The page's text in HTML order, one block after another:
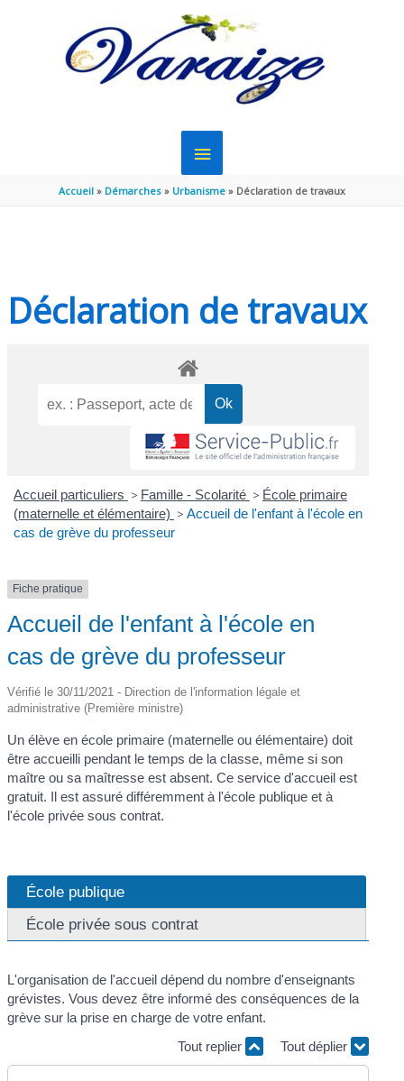
MENU
PRINCIPAL
Accueil Démarches Urbanisme Déclaration de travaux
Déclaration de travaux
Accueil particuliers > Famille - Scolarité > École primaire
(maternelle et élémentaire) > Accueil de l'enfant à l'école en
cas de grève du professeur
Fiche pratique
Accueil de l'enfant à l'école en
cas de grève du professeur
Vérifié le 30/11/2021 - Direction de l'information légale et
administrative (Première ministre)
Un élève en école primaire (maternelle ou élémentaire) doit
être accueilli pendant le temps de la classe, même si son
maître ou sa maîtresse est absent. Ce service d'accueil est
gratuit. Il est assuré différemment à l'école publique et à
l'école privée sous contrat.
École publique
École privée sous contrat
L'organisation de l'accueil dépend du nombre d'enseignants
grévistes. Vous devez être informé des conséquences de la
grève sur la prise en charge de votre enfant.
Tout replier
Tout déplier